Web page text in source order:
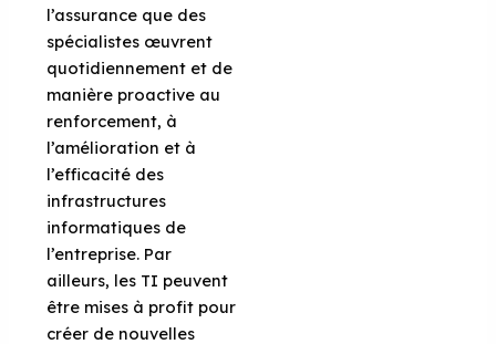
l’assurance que des
spécialistes œuvrent
quotidiennement et de
manière proactive au
renforcement, à
l’amélioration et à
l’efficacité des
infrastructures
informatiques de
l’entreprise. Par
ailleurs, les TI peuvent
être mises à profit pour
créer de nouvelles